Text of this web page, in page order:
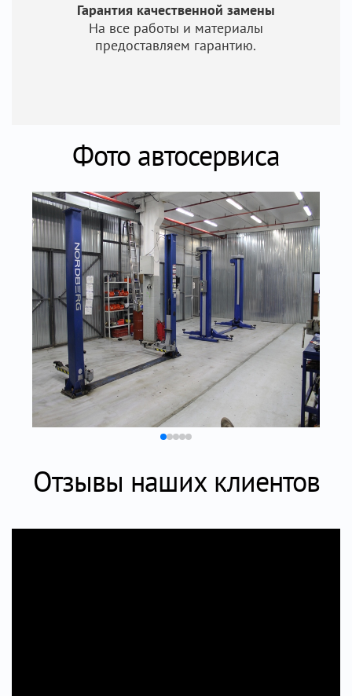
Гарантия качественной замены
На все работы и материалы
предоставляем гарантию.
Фото автосервиса
Отзывы наших клиентов